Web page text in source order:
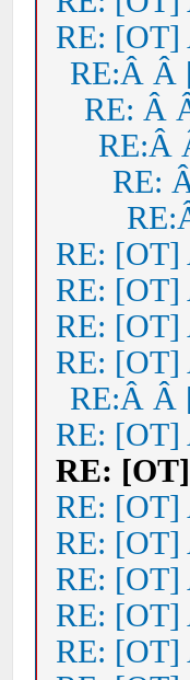
RE: [OT]
RE:Â Â
RE: Â
RE:Â
RE:
RE: [OT]
RE: [OT]
RE: [OT]
RE: [OT]
RE:Â Â
RE: [OT]
RE:
RE: [OT]
RE: [OT]
RE: [OT]
RE: [OT]
RE: [OT]